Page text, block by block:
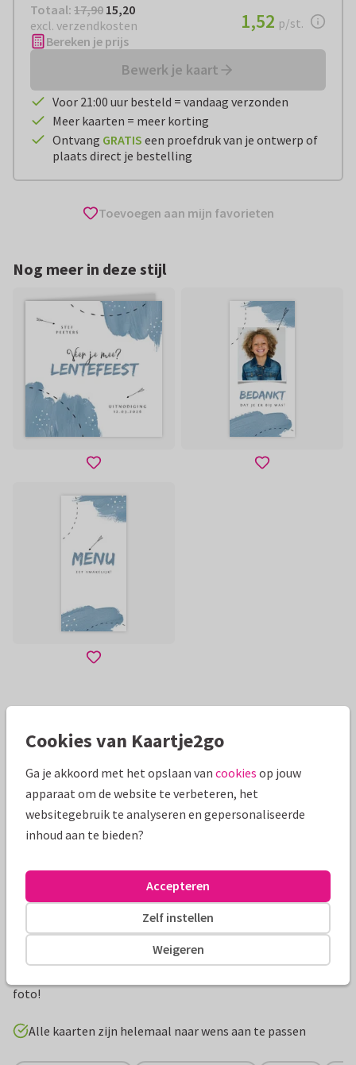
Totaal: € 15,20
Totaal: 17,90 15,20
excl. verzendkosten
€ 1,52per stuk
1,52 p/st.
Bereken je prijs
Bewerk je kaart
Voor 21:00 uur besteld = vandaag verzonden
Meer kaarten = meer korting
Ontvang GRATIS een proefdruk van je ontwerp of
plaats direct je bestelling
Toevoegen aan mijn favorieten
Nog meer in deze stijl
Productinformatie
Hippe en stijlvolle uitnodigingskaart voor een
foto!
Alle kaarten zijn helemaal naar wens aan te passen
Cookies van Kaartje2go
Ga je akkoord met het opslaan van cookies op jouw
apparaat om de website te verbeteren, het
websitegebruik te analyseren en gepersonaliseerde
inhoud aan te bieden?
Weigeren
Zelf instellen
Accepteren